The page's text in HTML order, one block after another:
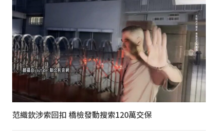
范織欽涉索回扣 橋檢發動搜索120萬交保